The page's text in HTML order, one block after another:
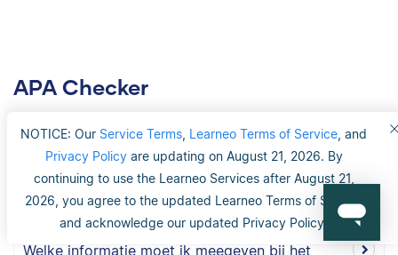
NOTICE: Our Service Terms Learneo Terms of Service , and
Privacy Policyare updating on August 21, 2026. By
continuing to use the Learneo Services after August 21,
2026, you agree to the updated Learneo Terms of Service
and acknowledge our updated Privacy Policy.
APA Checker
Wat is de Bronvermeldingservice?
Waar bestaat de Bronvermeldingservice uit?
Welke informatie moet ik meegeven bij het